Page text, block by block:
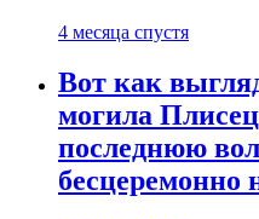
4 месяца спустя
Вот как
могила
последнюю
бесцеремонно